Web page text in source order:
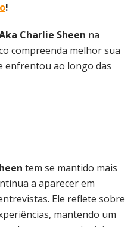
!
Charlie Sheen na
compreenda melhor sua
enfrentou ao longo das
tem se mantido mais
a aparecer em
Ele reflete sobre
mantendo um